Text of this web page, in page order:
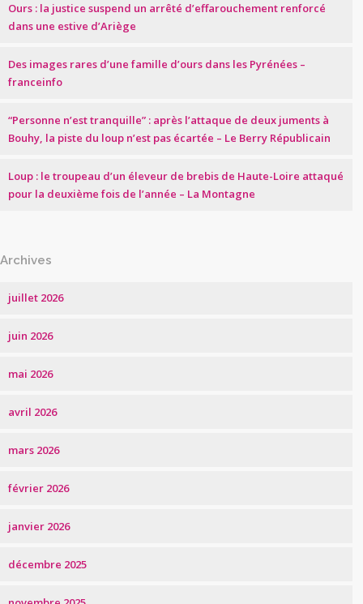
Ours : la justice suspend un arrêté d’effarouchement renforcé
dans une estive d’Ariège
Des images rares d’une famille d’ours dans les Pyrénées –
franceinfo
“Personne n’est tranquille” : après l’attaque de deux juments à
Bouhy, la piste du loup n’est pas écartée – Le Berry Républicain
Loup : le troupeau d’un éleveur de brebis de Haute-Loire attaqué
pour la deuxième fois de l’année – La Montagne
Archives
juillet 2026
juin 2026
mai 2026
avril 2026
mars 2026
février 2026
janvier 2026
décembre 2025